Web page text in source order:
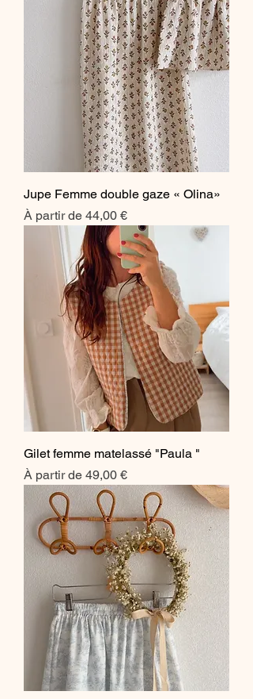
Jupe Femme double gaze « Olina»
À partir de 44,00 €
Prix promotionnel
Gilet femme matelassé "Paula "
À partir de 49,00 €
Prix promotionnel